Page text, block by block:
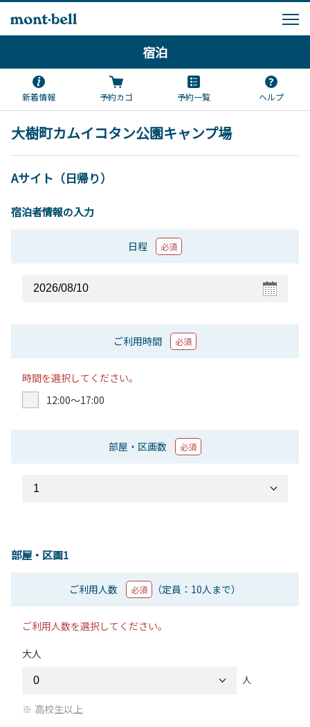
宿泊
新着情報 予約カゴ 予約一覧 ヘルプ
大樹町カムイコタン公園キャンプ場
Aサイト（日帰り）
宿泊者情報の入力
日程 必須
ご利用時間 必須
時間を選択してください。
12:00〜17:00
部屋・区画数 必須
部屋・区画1
ご利用人数 必須 （定員：10人まで）
ご利用人数を選択してください。
大人
人
高校生以上